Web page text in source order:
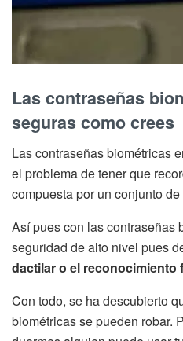
Las contraseñas
seguras como crees
Las contraseñas biométricas
el problema de tener que
compuesta por un conjunto
Así pues con las contraseñas
seguridad de alto nivel pues
dactilar o el reconocimiento
Con todo, se ha descubierto
biométricas se pueden robar.